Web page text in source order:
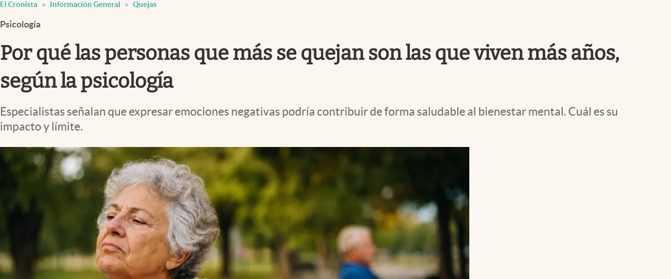
Infotechnology
Clase
Clima
Mundial 2026
Eventos Corporativos
Mediakit
El Cronista Información General Quejas
Psicología
Por qué las personas que más se quejan son las que viven más años,
según la psicología
Especialistas señalan que expresar emociones negativas podría contribuir de forma saludable al bienestar mental. Cuál es su
impacto y límite.